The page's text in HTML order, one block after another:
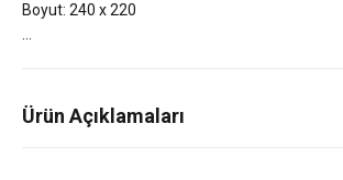
Boyut: 240 x 220
Ürün Açıklamaları